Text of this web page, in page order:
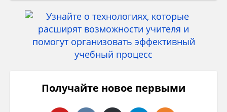
Получайте новое первыми